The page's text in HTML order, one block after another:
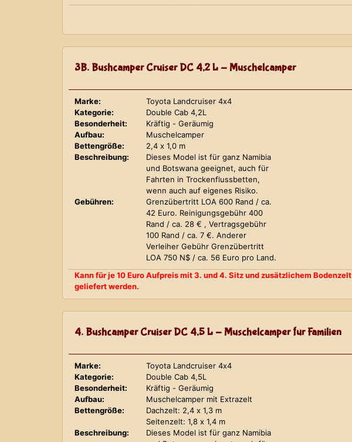
3B. Bushcamper Cruiser DC 4,2 L - Muschelcamper
Marke:
Toyota Landcruiser 4x4
Kategorie:
Double Cab 4,2L
Besonderheit:
Kräftig - Geräumig
Aufbau:
Muschelcamper
Bettengröße:
2,4 x 1,0 m
Beschreibung:
Dieses Model ist für ganz Namibia
und Botswana geeignet, auch für
Fahrten in Trockenflussbetten,
wenn auch auf eigenes Risiko.
Gebühren:
Grenzübertritt LOA 600 Rand / ca.
42 Euro. Reinigungsgebühr 400
Rand / ca. 28 € , Vertragsgebühr
100 Rand / ca. 7 €. Anderer
Verleiher Gebühr Grenzübertritt
LOA 750 N$ / ca. 56 Euro pro Land.
Kann für je 10 Euro Aufpreis mit 3. und 4. Sitz und zusätzlichem Bodenzelt
geliefert werden.
4. Bushcamper Cruiser DC 4,5 L - Muschelcamper für Familien
Marke:
Toyota Landcruiser 4x4
Kategorie:
Double Cab 4,5L
Besonderheit:
Kräftig - Geräumig
Aufbau:
Muschelcamper mit Extrazelt
Bettengröße:
Dachzelt: 2,4 x 1,3 m
Seitenzelt: 1,8 x 1,4 m
Beschreibung:
Dieses Model ist für ganz Namibia